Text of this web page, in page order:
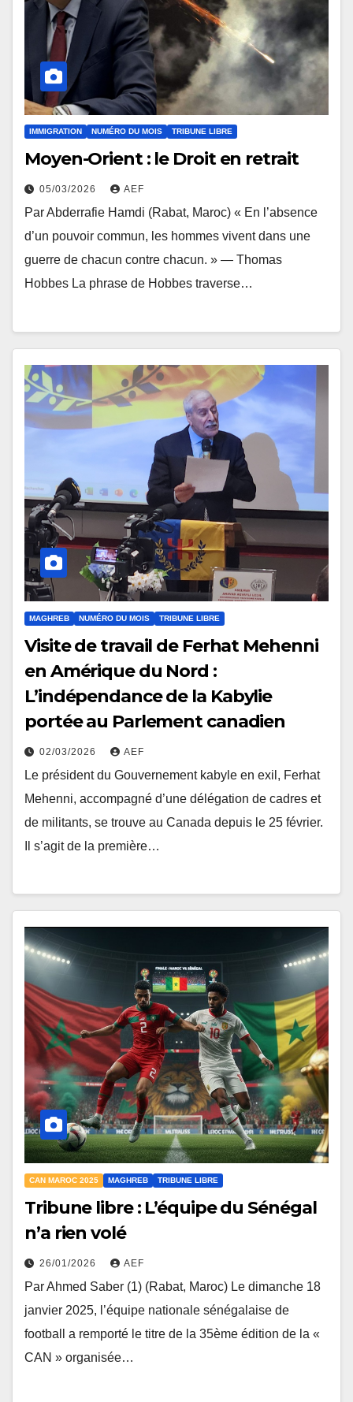
IMMIGRATION NUMÉRO DU MOIS TRIBUNE LIBRE
Moyen-Orient : le Droit en retrait
05/03/2026 AEF
Par Abderrafie Hamdi (Rabat, Maroc) « En l’absence
d’un pouvoir commun, les hommes vivent dans une
guerre de chacun contre chacun. » — Thomas
Hobbes La phrase de Hobbes traverse…
MAGHREB NUMÉRO DU MOIS TRIBUNE LIBRE
Visite de travail de Ferhat Mehenni
en Amérique du Nord :
L’indépendance de la Kabylie
portée au Parlement canadien
02/03/2026 AEF
Le président du Gouvernement kabyle en exil, Ferhat
Mehenni, accompagné d’une délégation de cadres et
de militants, se trouve au Canada depuis le 25 février.
Il s’agit de la première…
CAN MAROC 2025 MAGHREB TRIBUNE LIBRE
Tribune libre : L’équipe du Sénégal
n’a rien volé
26/01/2026 AEF
Par Ahmed Saber (1) (Rabat, Maroc) Le dimanche 18
janvier 2025, l’équipe nationale sénégalaise de
football a remporté le titre de la 35ème édition de la «
CAN » organisée…